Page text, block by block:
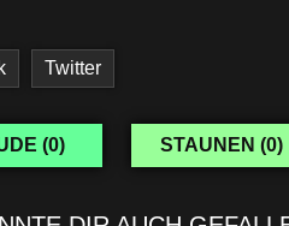
Twitter
(0) STAUNEN (0)